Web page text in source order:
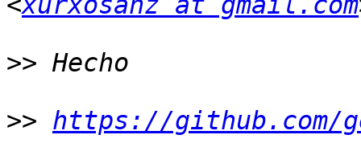
>>
>> https://github.com/